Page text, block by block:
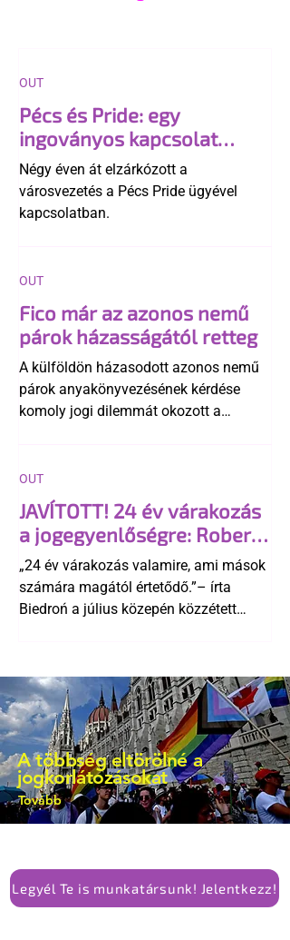
Pécs és Pride: egy
ingoványos kapcsolat
története
Négy éven át elzárkózott a
városvezetés a Pécs Pride ügyével
kapcsolatban.
OUT
Fico már az azonos nemű
párok házasságától retteg
A külföldön házasodott azonos nemű
párok anyakönyvezésének kérdése
komoly jogi dilemmát okozott a
egyértelműen tiltja a házasságuk
elismerését. Közben az ellenzéken belül
is vita robbant ki arról, hogy vissza
kellene-e vonni a kormány konzervatív
alkotmánymódosítását
OUT
JAVÍTOTT! 24 év várakozás
a jogegyenlőségre: Robert
Biedroń megindító üzenete
a lengyel bejegyzett
élettársi kapcsolatokért
„24 év várakozás valamire, ami mások
számára magától értetődő.”– írta
Biedroń a július közepén közzétett
OUT
A többség eltörölné a
jogkorlátozásokat
Tovább
Legyél Te is munkatársunk! Jelentkezz!